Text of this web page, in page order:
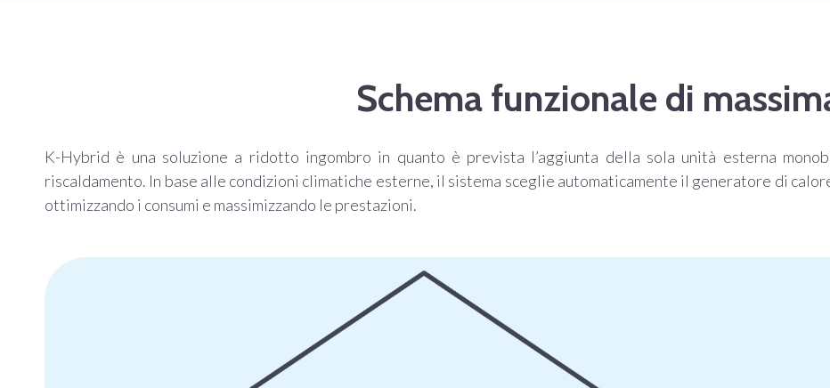
Schema funzionale di
K-Hybrid è una soluzione a ridotto ingombro in quanto è prevista l’aggiunta della sola unità esterna
riscaldamento. In base alle condizioni climatiche esterne, il sistema sceglie automaticamente il generatore di
ottimizzando i consumi e massimizzando le prestazioni.